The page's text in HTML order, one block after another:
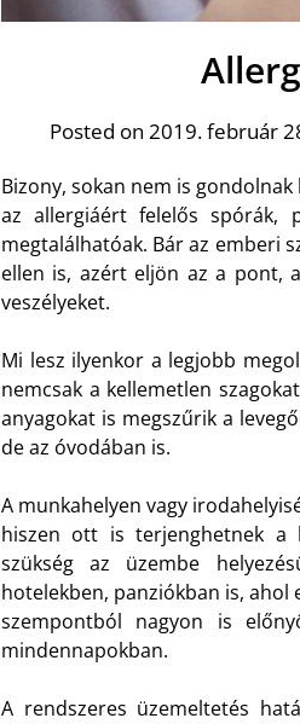
Posted on 2019. február
Bizony, sokan nem is
az allergiáért felelős spórák,
megtalálhatóak. Bár az emberi
ellen is, azért eljön az a pont,
veszélyeket.
Mi lesz ilyenkor a legjobb
nemcsak a kellemetlen
anyagokat is megszűrik a
de az óvodában is.
A munkahelyen vagy
hiszen ott is terjenghetnek a
szükség az üzembe
hotelekben, panziókban is,
szempontból nagyon is
mindennapokban.
A rendszeres üzemeltetés